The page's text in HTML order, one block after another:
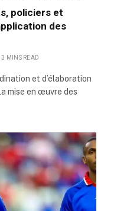
policiers et
des
3 MINS READ
et d’élaboration
mise en œuvre des